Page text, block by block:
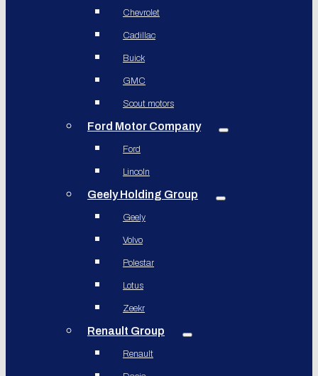
Chevrolet
Cadillac
Buick
GMC
Scout motors
Ford Motor Company
Ford
Lincoln
Geely Holding Group
Geely
Volvo
Polestar
Lotus
Zeekr
Renault Group
Renault